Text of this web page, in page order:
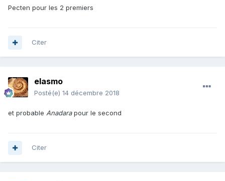
Pecten pour les 2 premiers
Citer
elasmo
Posté(e) 14 décembre 2018
et probable Anadarapour le second
Citer